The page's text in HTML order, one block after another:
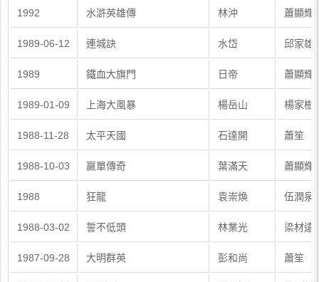
1992 水滸英雄傳 林沖 蕭顯輝
1989-06-12 連城訣 水岱 邱家雄
1989 鐵血大旗門 日帝 蕭顯輝
1989-01-09 上海大風暴 楊岳山 楊家樹
1988-11-28 太平天國 石達開 蕭笙
1988-10-03 嬴單傳奇 葉滿天 蕭顯輝
1988 狂龍 袁崇煥 伍潤泉
1988-03-02 誓不低頭 林業光 梁材遠
1987-09-28 大明群英 彭和尚 蕭笙